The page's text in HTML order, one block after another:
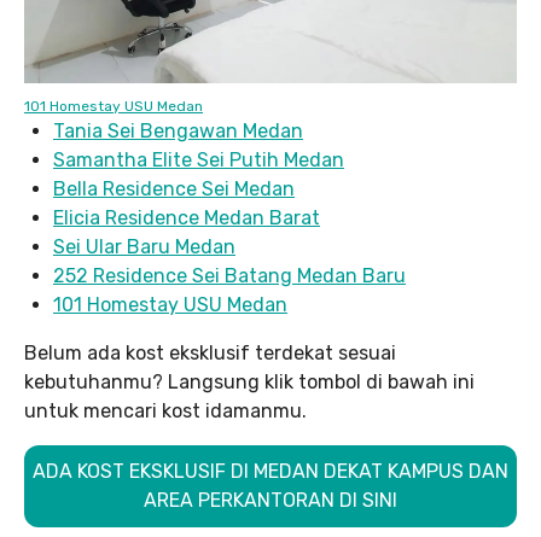
101 Homestay USU Medan
Tania Sei Bengawan Medan
Samantha Elite Sei Putih Medan
Bella Residence Sei Medan
Elicia Residence Medan Barat
Sei Ular Baru Medan
252 Residence Sei Batang Medan Baru
101 Homestay USU Medan
Belum ada kost eksklusif terdekat sesuai
kebutuhanmu? Langsung klik tombol di bawah ini
untuk mencari kost idamanmu.
ADA KOST EKSKLUSIF DI MEDAN DEKAT KAMPUS DAN
AREA PERKANTORAN DI SINI